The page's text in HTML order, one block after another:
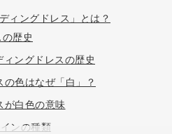
ィングドレス」とは？
歴史
ングドレスの歴史
色はなぜ「白」？
が白色の意味
ンの種類